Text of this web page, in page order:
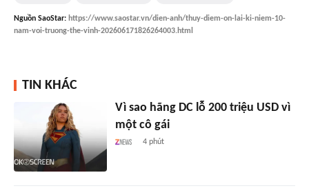
Nguồn SaoStar: https://www.saostar.vn/dien-anh/thuy-diem-on-lai-ki-niem-10-
nam-voi-truong-the-vinh-202606171826264003.html
TIN KHÁC
Vì sao hãng DC lỗ 200 triệu USD vì
một cô gái
4 phút